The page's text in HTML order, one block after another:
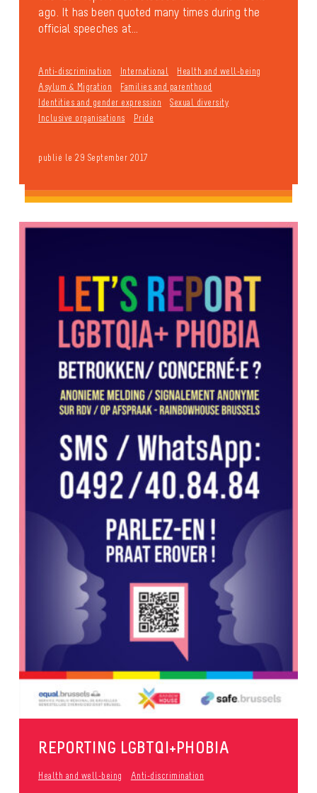
ago. It has been quoted many times during the
official speeches at...
Anti-discrimination International
Health and well-being
Asylum & Migration
Families and parenthood
Identities and gender expression
Sexual diversity
Inclusive organisations
Pride
publié le 29 September 2017
REPORTING LGBTQI+PHOBIA
Health and well-being Anti-discrimination